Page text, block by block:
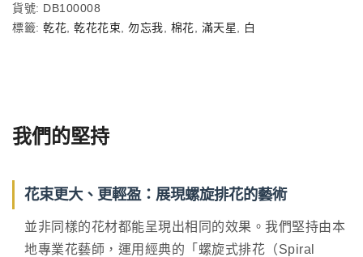
貨號: DB100008
標籤: 乾花 乾花花束 勿忘我 棉花 滿天星 白
我們的堅持
花束更大、更輕盈：展現螺旋排花的藝術
並非同樣的花材都能呈現出相同的效果。我們堅持由本
地專業花藝師，運用經典的「螺旋式排花（Spiral